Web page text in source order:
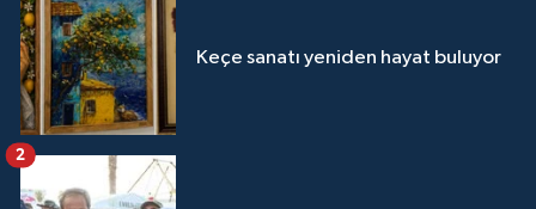
Keçe sanatı yeniden hayat buluyor
2